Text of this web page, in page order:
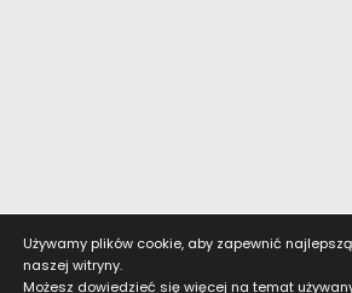
Używamy plików cookie, aby zapewnić
naszej witryny.
Możesz dowiedzieć się więcej na temat